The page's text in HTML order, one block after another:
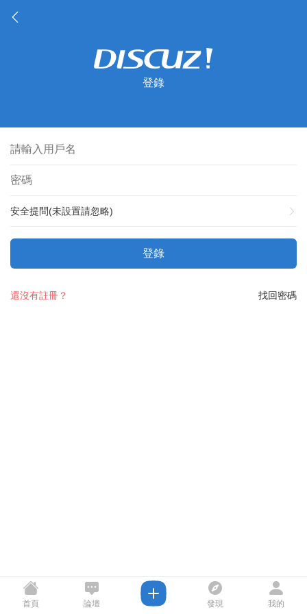
登錄
安全提問(未設置請忽略)
登錄
找回密碼
還沒有註冊？
首頁 論壇 發現 我的